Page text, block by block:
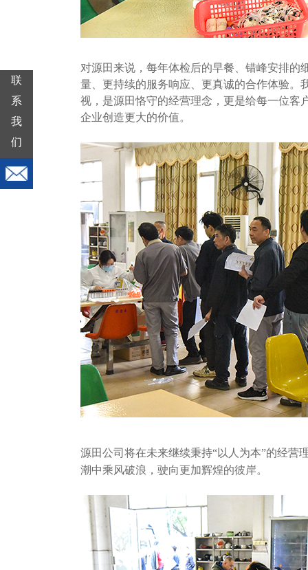
对源田来说，每年体检后的早餐、错峰安排的
量、更持续的服务响应、更真诚的合作体验
视，是源田恪守的经营理念，更是给每一位客
企业创造更大的价值。
源田公司将在未来继续秉持“以人为本”的经
潮中乘风破浪，驶向更加辉煌的彼岸。
联
系
我
们